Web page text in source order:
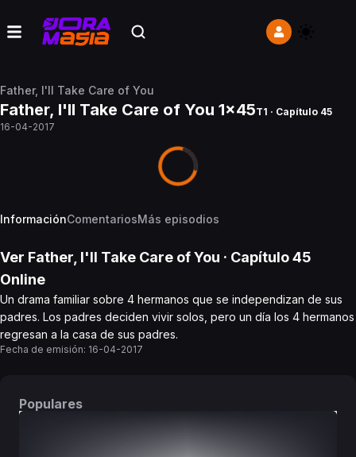
Father, I'll Take Care of You
Father, I'll Take Care of You 1x45T1 · Capítulo 45
16-04-2017
InformaciónComentariosMás episodios
Ver Father, I'll Take Care of You · Capítulo45
Online
Un drama familiar sobre 4 hermanos que se independizan de sus
padres. Los padres deciden vivir solos, pero un día los 4 hermanos
regresan a la casa de sus padres.
Fecha de emisión: 16-04-2017
Populares